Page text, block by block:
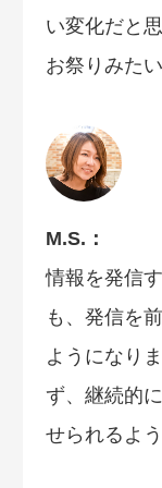
い変化だと
お祭りみた
M.S.：
情報を発信
も、発信を
ようになり
ず、継続的
せられるよ